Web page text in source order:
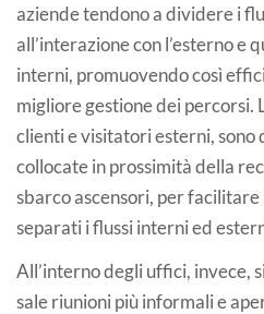
aziende tendono a dividere i
all’interazione con l’esterno e
interni, promuovendo così
migliore gestione dei percorsi.
clienti e visitatori esterni, sono
collocate in prossimità della
sbarco ascensori, per facilitare
separati i flussi interni ed
All’interno degli uffici, invece,
sale riunioni più informali e